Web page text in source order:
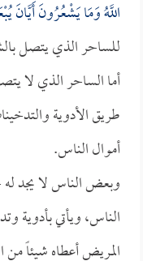
اللَّهُ وَمَا يَشْعُرُونَ أَيَّانَ
للساحر الذي يتصل
أما الساحر الذي لا
طريق الأدوية
أموال الناس.
وبعض الناس لا يجد
الناس، ويأتي بأدوية
المريض أعطاه شيئاً